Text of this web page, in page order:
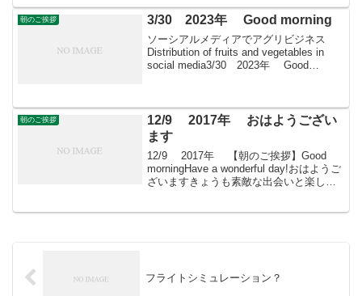
さんのために、年会費制 「すばる会
朝のご挨拶 3/30 2023年 Good morning
ソーシアルメディアでアグリビジネス
Distribution of fruits and vegetables in
social media3/30 2023年 Good
朝のご挨拶
12/9 2017年 おはようござい
ます
12/9 2017年 【朝のご挨拶】Good
morningHave a wonderful day!おはようご
ざいますきょうも素敵な出会いと楽しい
フライトシミュレーション？